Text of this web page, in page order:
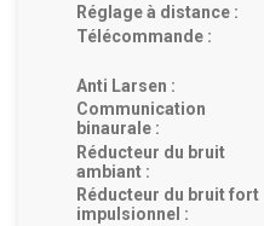
Réglage à distance :
Télécommande :
Anti Larsen :
Communication
binaurale :
Réducteur du bruit
ambiant :
Réducteur du bruit fort
impulsionnel :